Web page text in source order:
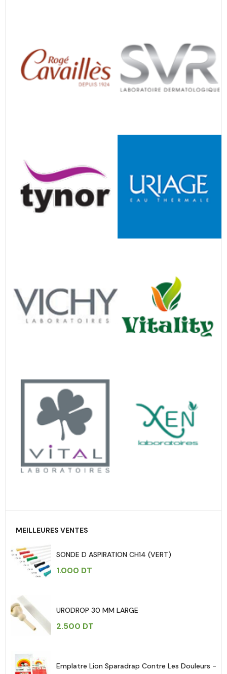
MEILLEURES VENTES
SONDE D ASPIRATION CH14 (VERT)
1.000 DT
URODROP 30 MM LARGE
2.500 DT
Emplatre Lion Sparadrap Contre Les Douleurs -